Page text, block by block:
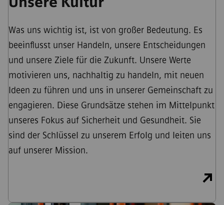
Was uns wichtig ist, ist von großer Bedeutung. Es
beeinflusst unser Handeln, unsere Entscheidungen
und unsere Ziele für die Zukunft. Unsere Werte
motivieren uns, nachhaltig zu handeln, mit neuen
Ideen zu führen und uns in unserer Gemeinschaft zu
engagieren. Diese Grundsätze stehen im Mittelpunkt
unseres Fokus auf Sicherheit und Gesundheit. Sie
sind der Schlüssel zu unserem Erfolg und leiten uns
auf unserer Mission.